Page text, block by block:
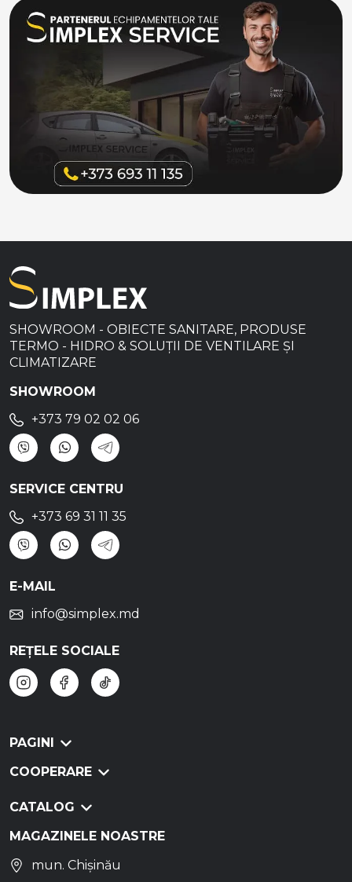
SHOWROOM - OBIECTE SANITARE, PRODUSE
TERMO - HIDRO & SOLUȚII DE VENTILARE ȘI
CLIMATIZARE
SHOWROOM
+373 79 02 02 06
SERVICE CENTRU
+373 69 31 11 35
E-MAIL
info@simplex.md
REȚELE SOCIALE
PAGINI
COOPERARE
CATALOG
MAGAZINELE NOASTRE
mun. Chișinău